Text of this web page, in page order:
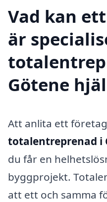
Vad kan
är
Götene
Att anlita ett
totalentreprenad i
du får en
byggprojekt.
att ett och samma